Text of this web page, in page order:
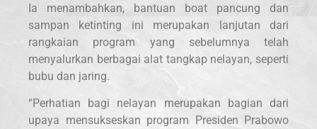
Ia menambahkan, bantuan boat pancung dan
sampan ketinting ini merupakan lanjutan dari
rangkaian program yang sebelumnya telah
menyalurkan berbagai alat tangkap nelayan, seperti
bubu dan jaring.
“Perhatian bagi nelayan merupakan bagian dari
upaya mensukseskan program Presiden Prabowo